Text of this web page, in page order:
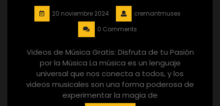
20 noviembre 2024
cremantmuses
0 Comments
Videos de Música Gratis: Disfruta de tu Pasión
por la Música La música es un lenguaje
universal que nos conecta a todos, y los
videos musicales son una forma poderosa de
experimentar la magia de